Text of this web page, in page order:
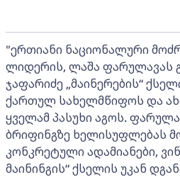
"ერთიანი ნაციონალური
ლიდერის, ლაშა ფარულავას
ჯაფარიძე „მაინერების“
ქართულ სახელმწიფოს და
ყველამ პასუხი აგოს.
ბრიფინგზე ხელისუფლებას
კონკრეტული ადამიანები,
მაინინგის“ ქსელის უკან